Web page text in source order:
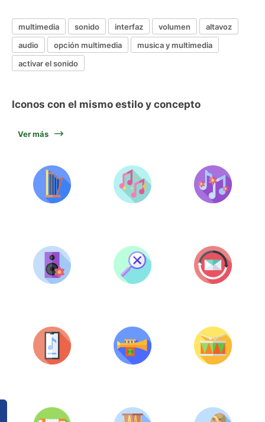
multimedia sonido interfaz volumen
altavoz
audio
opción multimedia
musica y multimedia
activar el sonido
Iconos con el mismo estilo y concepto
Ver más